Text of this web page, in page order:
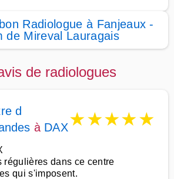
Radiologue à Fanjeaux -
de Mireval Lauragais
de radiologues
d
à DAX★★★★★
régulières dans ce centre
qui s'imposent.